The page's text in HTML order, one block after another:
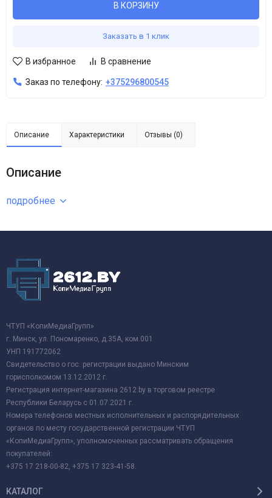
В КОРЗИНУ
Заказать в 1 клик
В избранное В сравнение
Заказ по телефону: +375296800545
Описание Характеристики Отзывы (0)
Описание
подробнее
ЧТУП «КопиМедиаГрупп»
г. Минск, ул. Пономаренко, д.35А, ком.001
УНП 191772062
Свидетельство о гос. регистрации выдано Минским
горисполкомом 13.12.2012 г.
Регистрация интернет-магазина 2612.by в торговом реестре
Республики Беларусь с 01.07.2021 г.
Номера телефонов местных исполнительных и распорядительных
органов по месту государственной регистрации ЧТУП
«КопиМедиаГрупп», уполномоченных рассматривать обращения
покупателей:
+375 17 218-00-82, +375 17 323-41-58.
КАТАЛОГ